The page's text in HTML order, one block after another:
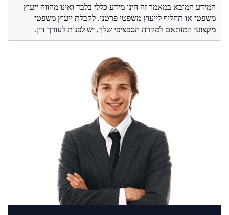
המידע המובא במאמר זה הינו מידע כללי בלבד ואינו מהווה ייעוץ
משפטי או תחליף לייעוץ משפטי פרטני. לקבלת ייעוץ משפטי
מקצועי המותאם למקרה הספציפי שלך, יש לפנות לעורך דין.